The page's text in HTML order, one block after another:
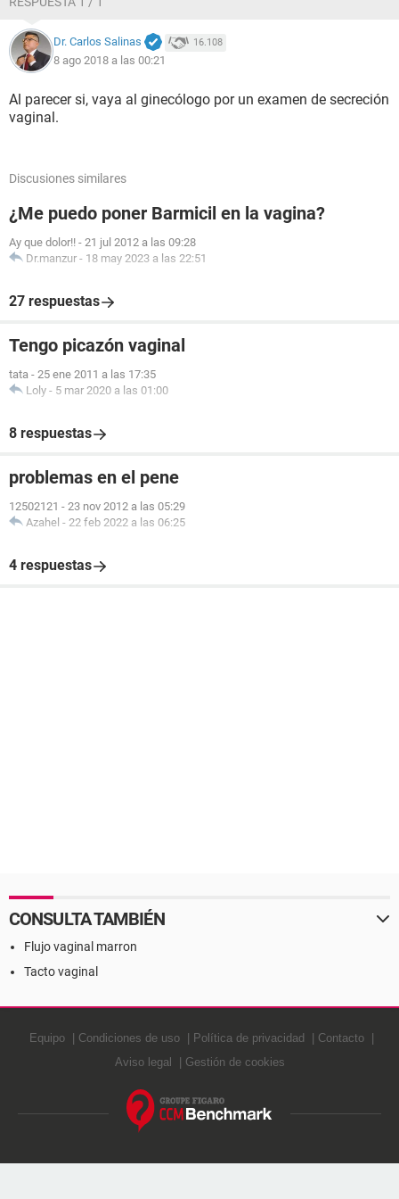
Dr. Carlos Salinas 16.108
8 ago 2018 a las 00:21
Al parecer si, vaya al ginecólogo por un examen de secreción
vaginal.
Discusiones similares
¿Me puedo poner Barmicil en la vagina?
Ay que dolor!! - 21 jul 2012 a las 09:28
Dr.manzur - 18 may 2023 a las 22:51
27 respuestas
Tengo picazón vaginal
tata - 25 ene 2011 a las 17:35
Loly - 5 mar 2020 a las 01:00
8 respuestas
problemas en el pene
12502121 - 23 nov 2012 a las 05:29
Azahel - 22 feb 2022 a las 06:25
4 respuestas
CONSULTA TAMBIÉN
Flujo vaginal marron
Tacto vaginal
Equipo Condiciones de uso Política de privacidad
Contacto
Aviso legal
Gestión de cookies